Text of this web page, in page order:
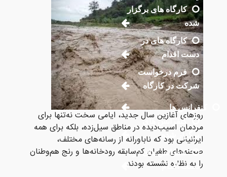
کارگاه های برگزار
شده
کارگاه های در
دست اقدام
فرم درخواست
شرکت در کارگاه
کنفرانس ها
کنفرانس های
برگزار شده
کنفرانس های در
دست اقدام
روزهای آغازین سال جدید، ایامی سخت نه‌تنها برای
مردمان آسیب‌دیده در مناطق سیل‌زده، بلکه برای همه
ایرانیانی بود که ناباورانه از رسانه‌های مختلف،
صحنه‌های طغیان کم‌سابقه رودخانه‌ها و رنج هم‌وطنان
را به نظاره نشسته بودند.